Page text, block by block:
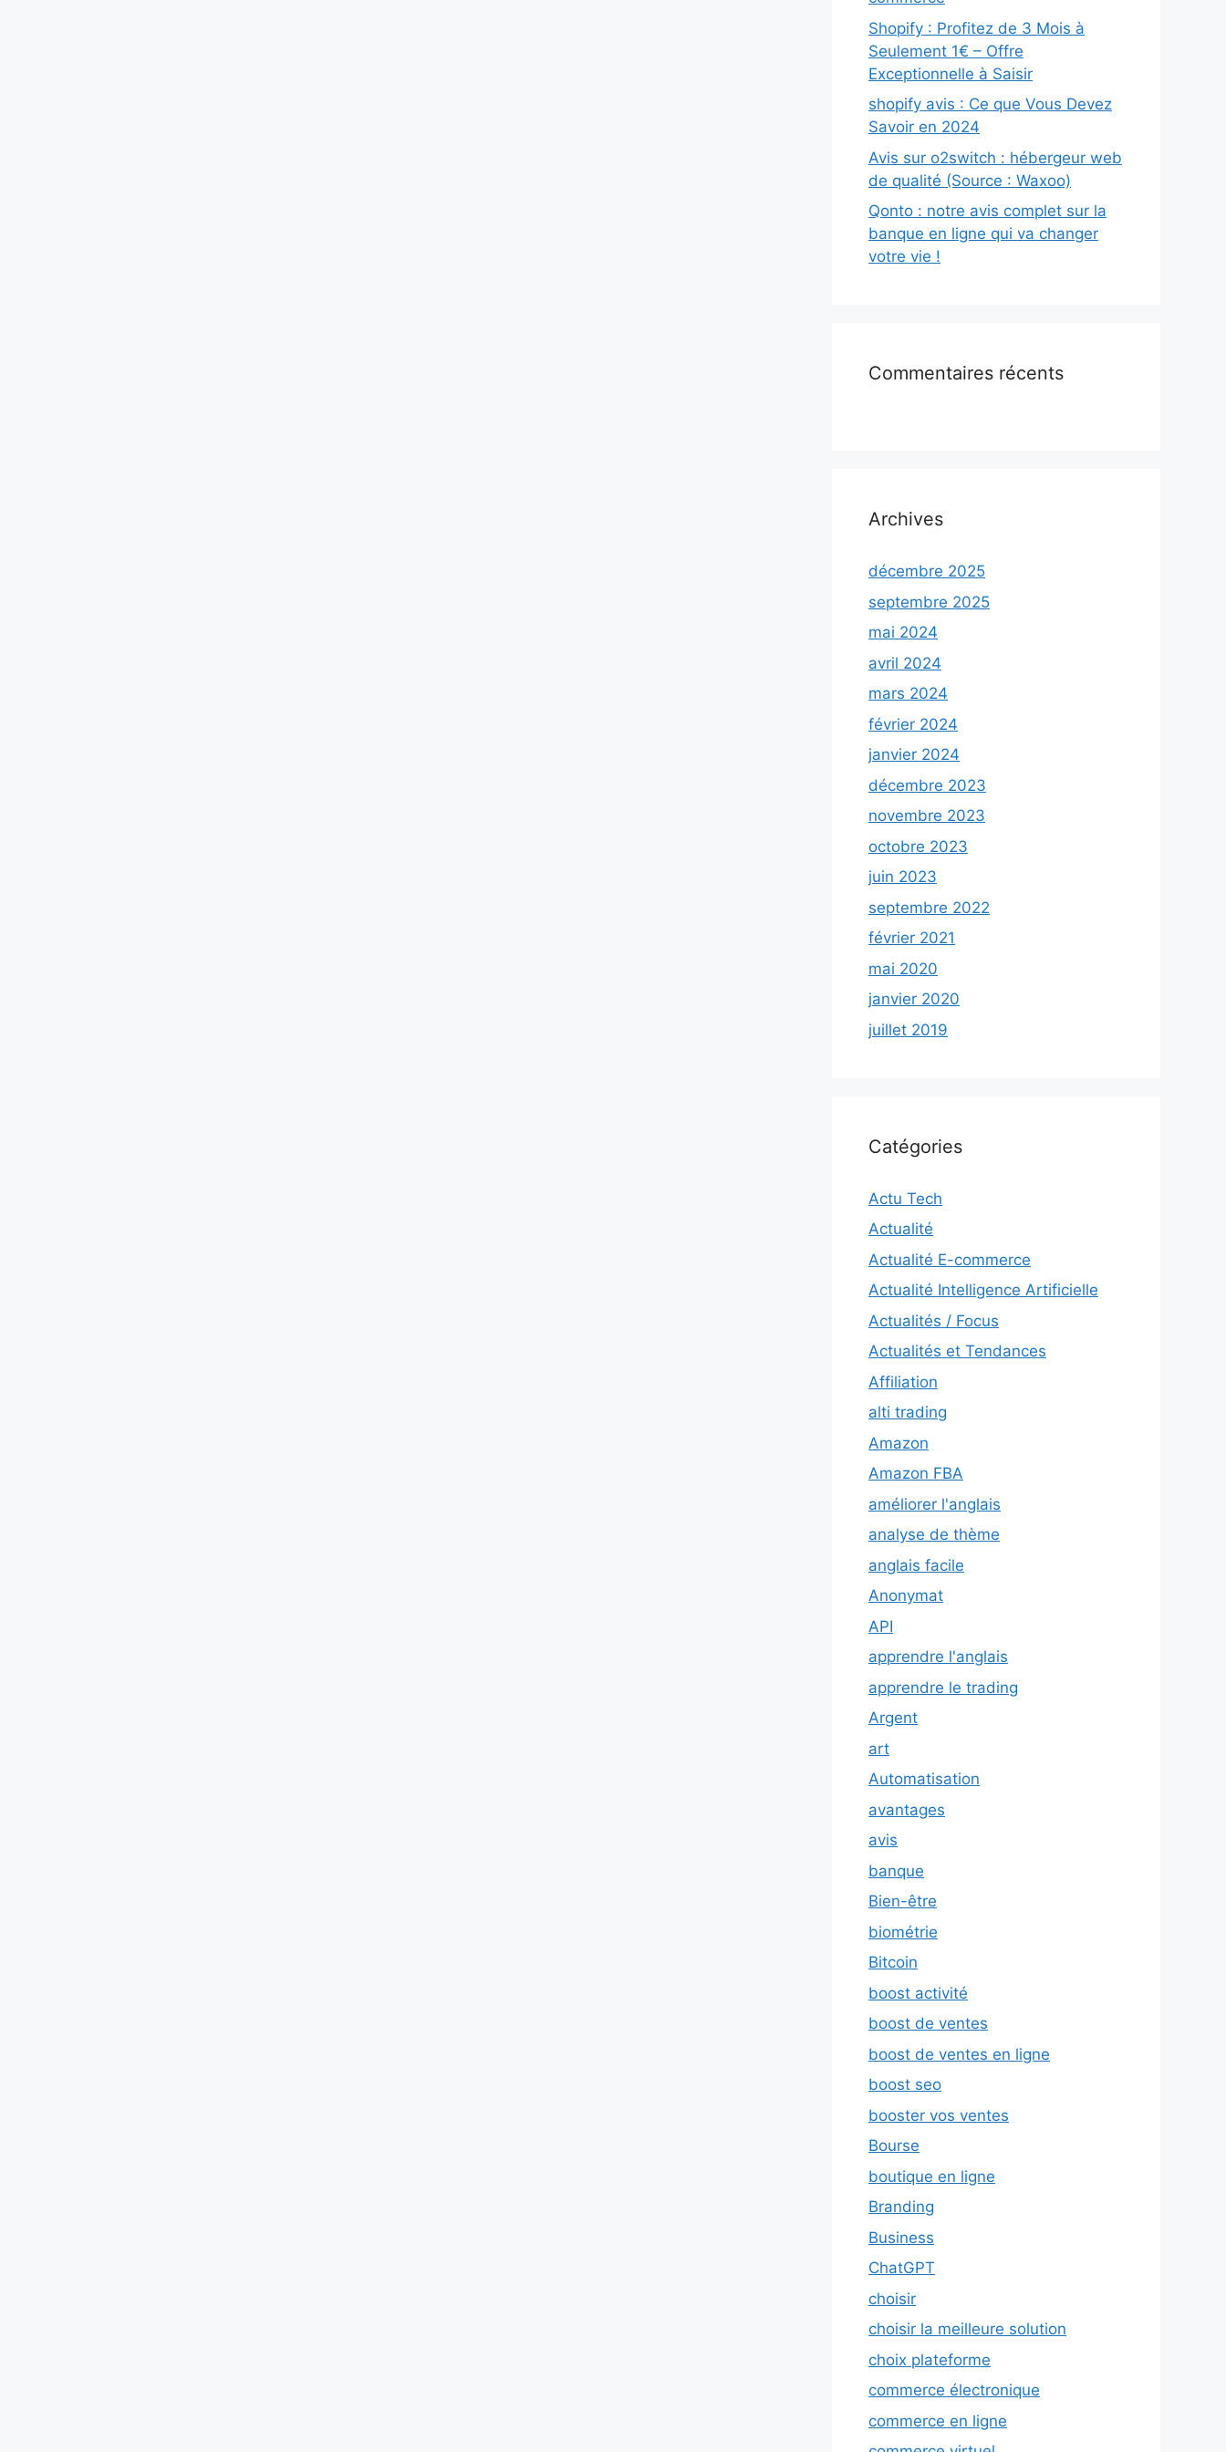
Shopify : Profitez de 3 Mois à
Seulement 1€ – Offre
Exceptionnelle à Saisir
shopify avis : Ce que Vous Devez
Savoir en 2024
Avis sur o2switch : hébergeur web
de qualité (Source : Waxoo)
Qonto : notre avis complet sur la
banque en ligne qui va changer
votre vie !
Commentaires récents
Archives
décembre 2025
septembre 2025
mai 2024
avril 2024
mars 2024
février 2024
janvier 2024
décembre 2023
novembre 2023
octobre 2023
juin 2023
septembre 2022
février 2021
mai 2020
janvier 2020
juillet 2019
Catégories
Actu Tech
Actualité
Actualité E-commerce
Actualité Intelligence Artificielle
Actualités / Focus
Actualités et Tendances
Affiliation
alti trading
Amazon
Amazon FBA
améliorer l'anglais
analyse de thème
anglais facile
Anonymat
API
apprendre l'anglais
apprendre le trading
Argent
art
Automatisation
avantages
avis
banque
Bien-être
biométrie
Bitcoin
boost activité
boost de ventes
boost de ventes en ligne
boost seo
booster vos ventes
Bourse
boutique en ligne
Branding
Business
ChatGPT
choisir
choisir la meilleure solution
choix plateforme
commerce électronique
commerce en ligne